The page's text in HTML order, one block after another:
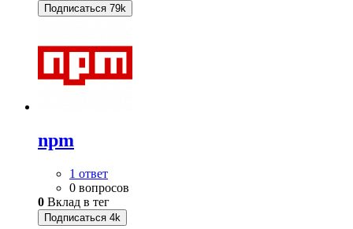
Подписаться 79k
npm
1 ответ
0 вопросов
0 Вклад в тег
Подписаться 4k